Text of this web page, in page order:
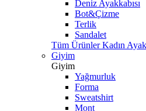
Deniz Ayakkabısı
Bot&Çizme
Terlik
Sandalet
Tüm Ürünler Kadın
Giyim
Giyim
Yağmurluk
Forma
Sweatshirt
Mont